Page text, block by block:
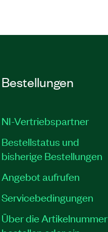
Bestellungen
NI-Vertriebspartner
Bestellstatus und
bisherige Bestellungen
Angebot aufrufen
Servicebedingungen
Über die Artikelnummer